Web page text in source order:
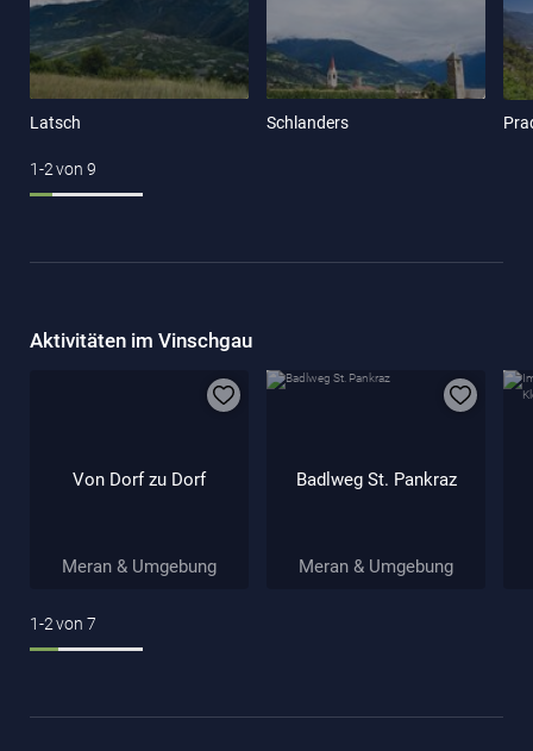
Latsch Schlanders
1-2von 9
Aktivitäten im Vinschgau
Von Dorf zu Dorf
Meran & Umgebung
Badlweg St. Pankraz
Meran & Umgebung
1-2von 7